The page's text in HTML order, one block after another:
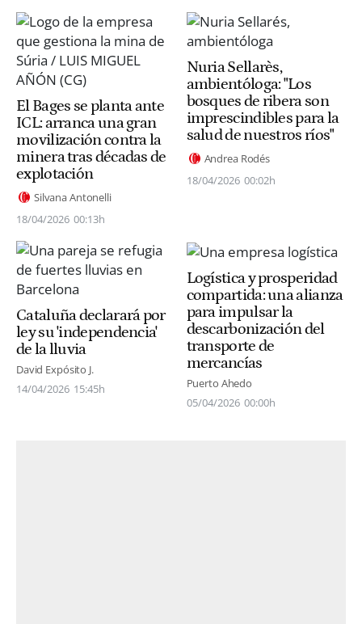
El Bages se planta ante
ICL: arranca una gran
movilización contra la
minera tras décadas de
explotación
Silvana Antonelli
18/04/2026 00:13h
Nuria Sellarès,
ambientóloga: "Los
bosques de ribera son
imprescindibles para la
salud de nuestros ríos"
Andrea Rodés
18/04/2026 00:02h
Cataluña declarará por
ley su 'independencia'
de la lluvia
David Expósito J.
14/04/2026 15:45h
Logística y prosperidad
compartida: una alianza
para impulsar la
descarbonización del
transporte de
mercancías
Puerto Ahedo
05/04/2026 00:00h